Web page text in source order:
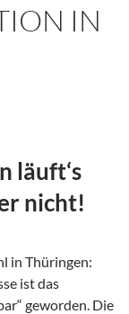
IN
läuft‘s
nicht!
in Thüringen:
ist das
geworden. Die